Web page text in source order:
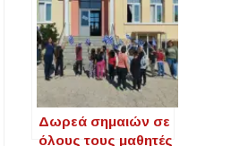
ΠΚΜ με 1,5 εκ. σε
ιατρικό εξοπλισμό.
Δωρεά σημαιών σε
όλους τους μαθητές